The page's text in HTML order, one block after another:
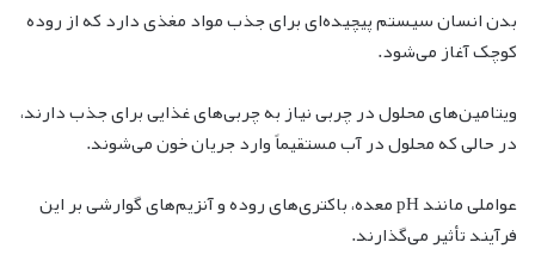
بدن انسان سیستم پیچیده‌ای برای جذب مواد مغذی دارد که از روده
کوچک آغاز می‌شود.
ویتامین‌های محلول در چربی نیاز به چربی‌های غذایی برای جذب دارند،
در حالی که محلول در آب مستقیماً وارد جریان خون می‌شوند.
عواملی مانند pH معده، باکتری‌های روده و آنزیم‌های گوارشی بر این
فرآیند تأثیر می‌گذارند.